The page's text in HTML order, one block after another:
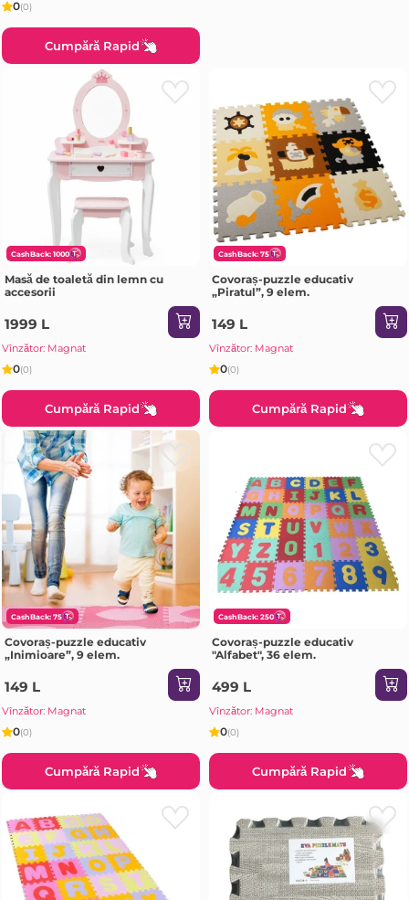
0(0)
Cumpără Rapid
CashBack: 1000
Masă de toaletă din lemn cu
accesorii
1999 L
Vînzător: Magnat
0(0)
Cumpără Rapid
CashBack: 75
Covoraș-puzzle educativ
„Piratul”, 9 elem.
149 L
Vînzător: Magnat
0(0)
Cumpără Rapid
CashBack: 75
Covoraș-puzzle educativ
„Inimioare”, 9 elem.
149 L
Vînzător: Magnat
0(0)
Cumpără Rapid
CashBack: 250
Covoraș-puzzle educativ
"Alfabet", 36 elem.
499 L
Vînzător: Magnat
0(0)
Cumpără Rapid